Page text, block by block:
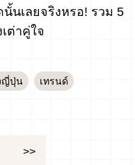
นเลยจริงหรอ! รวม 5
ต่าคู่ใจ
ญี่ปุ่น เทรนด์
>>